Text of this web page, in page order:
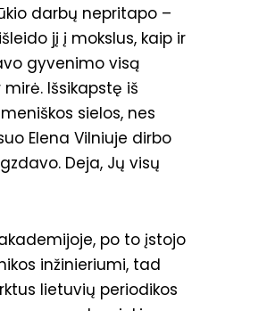
darbų nepritapo –
jį į mokslus, kaip ir
gyvenimo visą
Išsikapstę iš
sielos, nes
Elena Vilniuje dirbo
Deja, Jų visų
po to įstojo
inžinieriumi, tad
lietuvių periodikos